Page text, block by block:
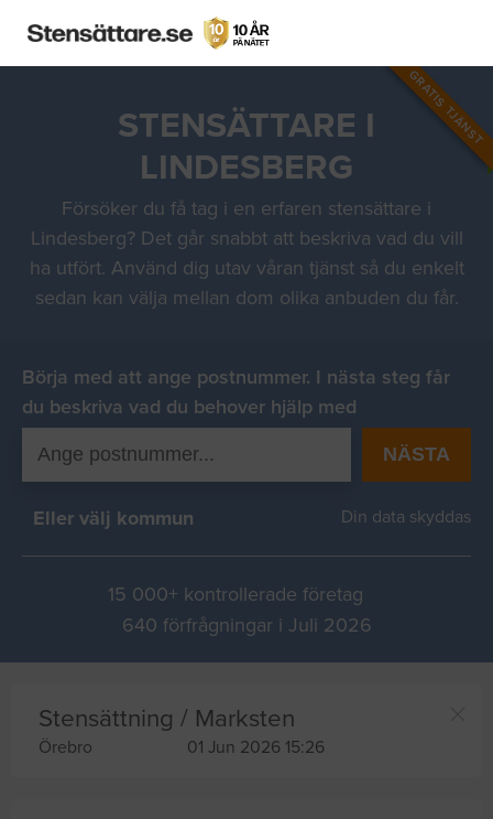
GRATIS TJÄNST
STENSÄTTARE I
LINDESBERG
Försöker du få tag i en erfaren stensättare i
Lindesberg? Det går snabbt att beskriva vad du vill
ha utfört. Använd dig utav våran tjänst så du enkelt
sedan kan välja mellan dom olika anbuden du får.
Börja med att ange postnummer. I nästa steg får
du beskriva vad du behover hjälp med
NÄSTA
Eller välj kommun Din data skyddas
15 000+ kontrollerade företag
640 förfrågningar i Juli 2026
Stensättning / Marksten
Örebro 01 Jun 2026 15:26